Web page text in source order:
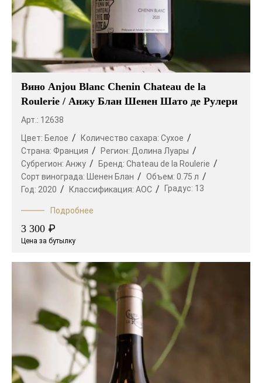
Вино Anjou Blanc Chenin Chateau de la
Roulerie / Анжу Блан Шенен Шато де Рулери
Арт.: 12638
Цвет: Белое Количество сахара: Сухое
Страна: Франция Регион: Долина Луары
Субрегион: Анжу Бренд: Chateau de la Roulerie
Сорт винограда: Шенен Блан Объем: 0.75 л
Год: 2020 Классификация: AOC Градус: 13
Подробнее
3 300 ₽
Цена за бутылку